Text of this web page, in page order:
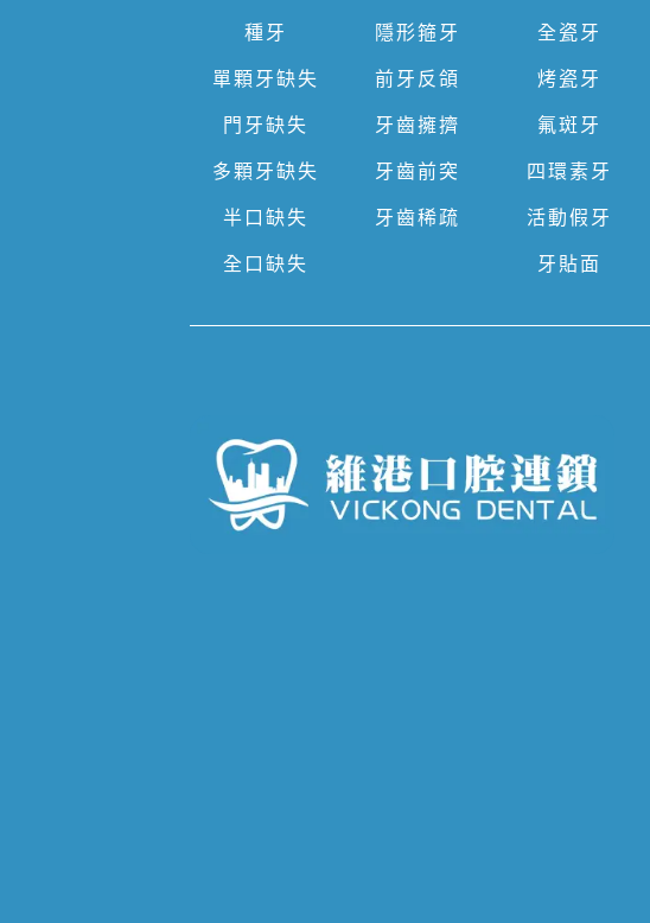
種牙
單顆牙缺失
門牙缺失
多顆牙缺失
半口缺失
全口缺失
隱形箍牙
前牙反頜
牙齒擁擠
牙齒前突
牙齒稀疏
全瓷牙
烤瓷牙
氟斑牙
四環素牙
活動假牙
牙貼面